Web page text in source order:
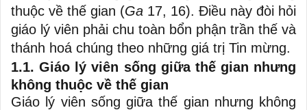
thuộc về thế gian (Ga 17, 16). Điều này đòi hỏi
giáo lý viên phải chu toàn bổn phận trần thế và
thánh hoá chúng theo những giá trị Tin mừng.
1.1. Giáo lý viên sống giữa thế gian nhưng
không thuộc về thế gian
Giáo lý viên sống giữa thế gian nhưng không